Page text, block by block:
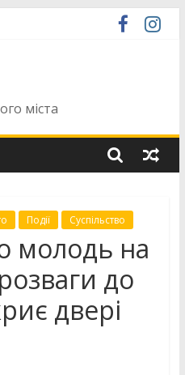
міста
Події Суспільство
молодь на
до
двері